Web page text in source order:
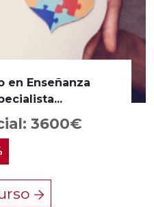
en Enseñanza
3600€